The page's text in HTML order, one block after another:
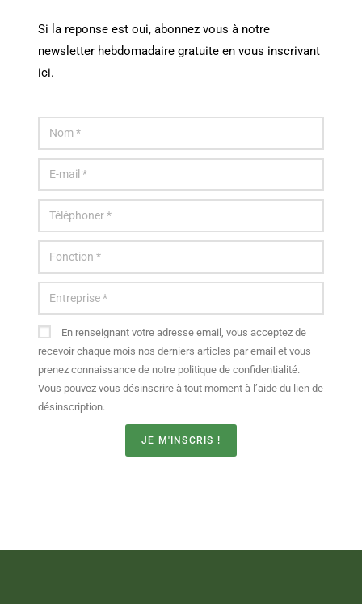
Si la reponse est oui, abonnez vous à notre
newsletter hebdomadaire gratuite en vous inscrivant
ici.
En renseignant votre adresse email, vous acceptez de
recevoir chaque mois nos derniers articles par email et vous
prenez connaissance de notre politique de confidentialité.
Vous pouvez vous désinscrire à tout moment à l’aide du lien de
désinscription.
JE M'INSCRIS !